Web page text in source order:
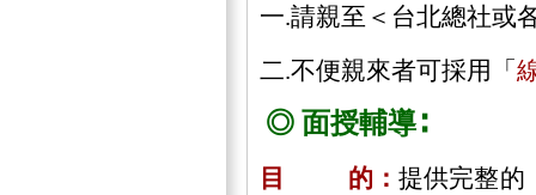
一.請親至＜台北總社或
二.不便親來者可採用「
◎ 面授輔導∶
目 的：提供完整的